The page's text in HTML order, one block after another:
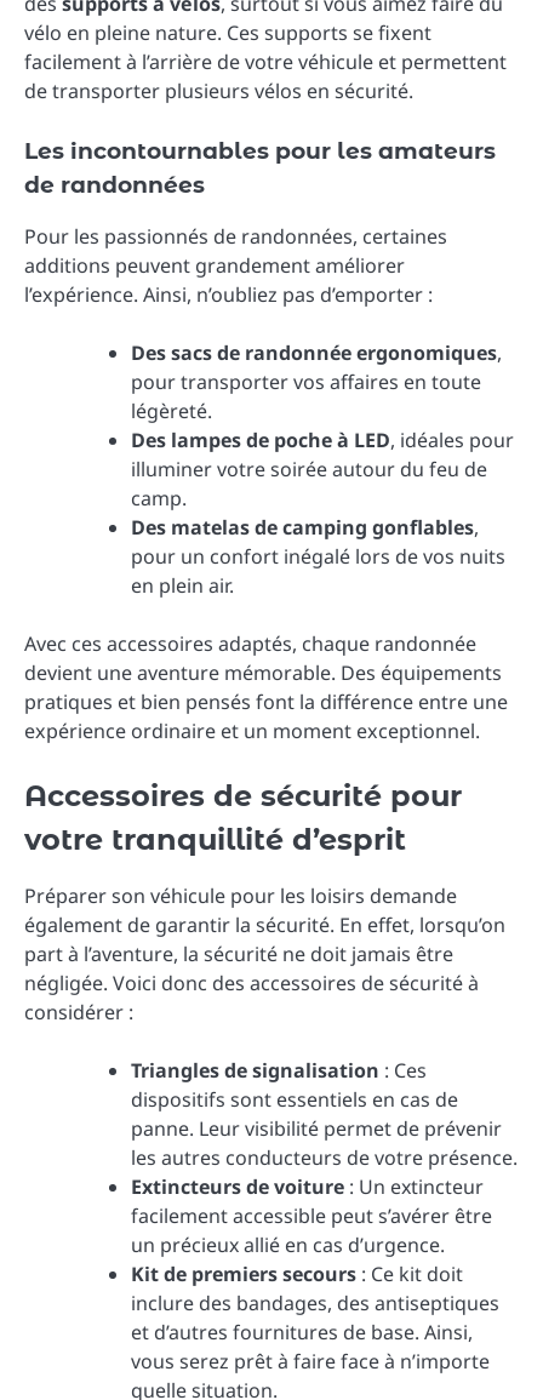
vélo en pleine nature. Ces supports se fixent
facilement à l’arrière de votre véhicule et permettent
de transporter plusieurs vélos en sécurité.
Les incontournables pour les amateurs
de randonnées
Pour les passionnés de randonnées, certaines
additions peuvent grandement améliorer
l’expérience. Ainsi, n’oubliez pas d’emporter :
Des sacs de randonnée ergonomiques,
pour transporter vos affaires en toute
légèreté.
Des lampes de poche à LED, idéales pour
illuminer votre soirée autour du feu de
camp.
Des matelas de camping gonflables,
pour un confort inégalé lors de vos nuits
en plein air.
Avec ces accessoires adaptés, chaque randonnée
devient une aventure mémorable. Des équipements
pratiques et bien pensés font la différence entre une
expérience ordinaire et un moment exceptionnel.
Accessoires de sécurité pour
votre tranquillité d’esprit
Préparer son véhicule pour les loisirs demande
également de garantir la sécurité. En effet, lorsqu’on
part à l’aventure, la sécurité ne doit jamais être
négligée. Voici donc des accessoires de sécurité à
considérer :
Triangles de signalisation : Ces
dispositifs sont essentiels en cas de
panne. Leur visibilité permet de prévenir
les autres conducteurs de votre présence.
Extincteurs de voiture : Un extincteur
facilement accessible peut s’avérer être
un précieux allié en cas d’urgence.
Kit de premiers secours : Ce kit doit
inclure des bandages, des antiseptiques
et d’autres fournitures de base. Ainsi,
vous serez prêt à faire face à n’importe
quelle situation.